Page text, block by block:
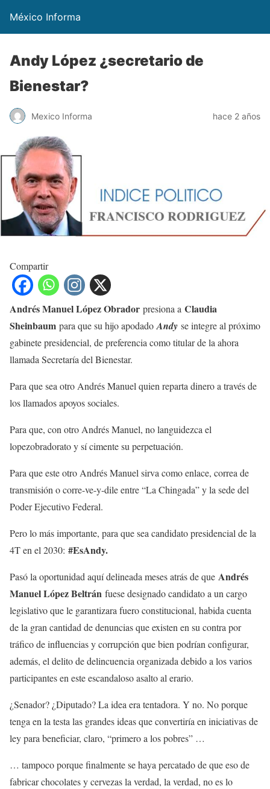
México Informa
Andy López ¿secretario de
Bienestar?
Mexico Informa hace 2 años
Compartir
Andrés Manuel López Obrador presiona a Claudia
Sheinbaum para que su hijo apodado Andy se integre al próximo
gabinete presidencial, de preferencia como titular de la ahora
llamada Secretaría del Bienestar.
Para que sea otro Andrés Manuel quien reparta dinero a través de
los llamados apoyos sociales.
Para que, con otro Andrés Manuel, no languidezca el
lopezobradorato y sí cimente su perpetuación.
Para que este otro Andrés Manuel sirva como enlace, correa de
transmisión o corre-ve-y-dile entre “La Chingada” y la sede del
Poder Ejecutivo Federal.
Pero lo más importante, para que sea candidato presidencial de la
4T en el 2030: #EsAndy.
Pasó la oportunidad aquí delineada meses atrás de que Andrés
Manuel López Beltrán fuese designado candidato a un cargo
legislativo que le garantizara fuero constitucional, habida cuenta
de la gran cantidad de denuncias que existen en su contra por
tráfico de influencias y corrupción que bien podrían configurar,
además, el delito de delincuencia organizada debido a los varios
participantes en este escandaloso asalto al erario.
¿Senador? ¿Diputado? La idea era tentadora. Y no. No porque
tenga en la testa las grandes ideas que convertiría en iniciativas de
ley para beneficiar, claro, “primero a los pobres” …
… tampoco porque finalmente se haya percatado de que eso de
fabricar chocolates y cervezas la verdad, la verdad, no es lo